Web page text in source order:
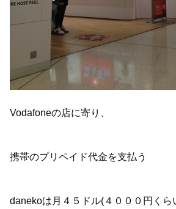
Vodafoneの店に寄り、
携帯のプリペイド代金を支払う
danekoは月４５ドル(４０００円くら